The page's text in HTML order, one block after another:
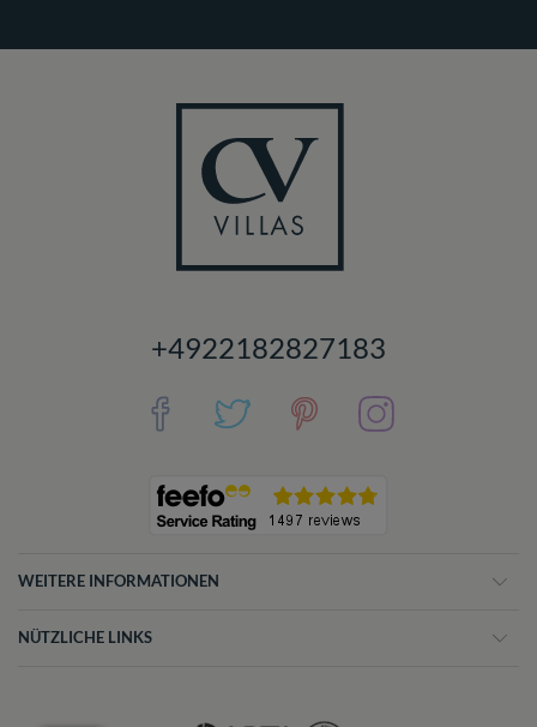
WEITERE INFORMATIONEN
NÜTZLICHE LINKS
+4922182827183